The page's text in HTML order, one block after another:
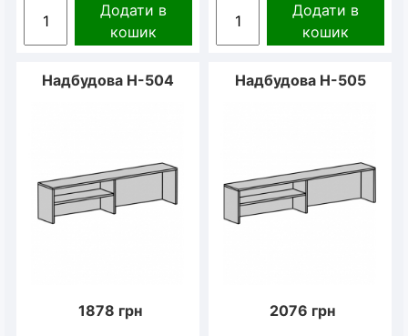
Додати в
кошик
Додати в
кошик
Надбудова Н-504
1878 грн
Надбудова Н-505
2076 грн